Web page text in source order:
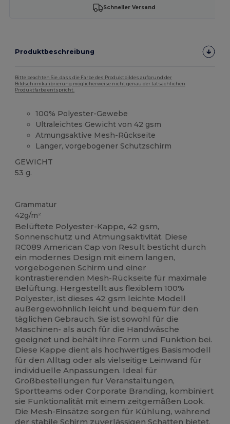
Schneller Versand
Produktbeschreibung
Bitte beachten Sie, dass die Farbe des Produktbildes aufgrund der
Bildschirmkalibrierung möglicherweise nicht genau der tatsächlichen
Produktfarbe entspricht.
100% Polyester-Gewebe
Ultraleichtes Gewicht von 42 gsm
Atmungsaktive Mesh-Rückseite
Langer, vorgebogener Schutzschirm
GEWICHT
53 g.
Grammatur
42g/m²
Belüftete Polyester-Kappe, 42 gsm,
Sonnenschutz und Atmungsaktivität. Diese
RC089 American Cap von Result besticht durch
ein modernes Design mit einem langen,
vorgebogenen Schirm und einer
kontrastierenden Mesh-Rückseite für maximale
Belüftung. Hergestellt aus flexiblem 100%
Polyester, ist dieses 42 gsm leichte Modell
außergewöhnlich leicht und bequem für den
täglichen Gebrauch. Sie ist sowohl für die
Maschinen- als auch für die Handwäsche
geeignet und behält ihre Form und Funktion bei.
Diese Kappe dient als hochwertiges Basismodell
für den Alltag oder als vielseitige Leinwand für
individuelle Anpassungen. Ideal für
Großbestellungen für Veranstaltungen,
Sportteams oder Corporate Branding, kombiniert
sie Funktionalität mit einem zeitgemäßen Look.
Die Mesh-Einsätze sorgen für Kühlung, während
der stabile Schirm zuverlässigen Schatten bietet.